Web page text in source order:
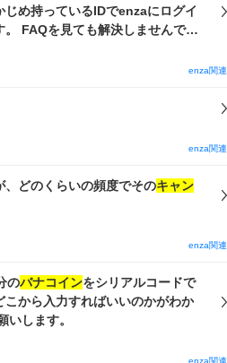
め持っているIDでenzaにログイ
FAQを見ても解決しませんでし
enza関連
enza関連
どのくらいの頻度でそのキャン
enza関連
のバナコインをシリアルコードで
から入力すればいいのかがわか
します。
enza関連